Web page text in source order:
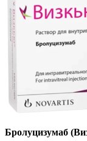
Бролуцизумаб